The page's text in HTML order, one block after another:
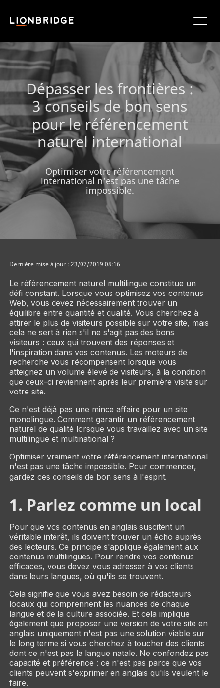
Dépasser les frontières :
3 conseils de bon sens
pour le référencement
naturel international
Optimiser votre référencement
international n'est pas une tâche
impossible.
Dernière mise à jour : 23/07/2019 08:16
Le référencement naturel multilingue constitue un
défi constant. Lorsque vous optimisez vos contenus
Web, vous devez nécessairement trouver un
équilibre entre quantité et qualité. Vous cherchez à
attirer le plus de visiteurs possible sur votre site, mais
cela ne sert à rien s'il ne s'agit pas des bons
visiteurs : ceux qui trouvent des réponses et
l'inspiration dans vos contenus. Les moteurs de
recherche vous récompensent lorsque vous
atteignez un volume élevé de visiteurs, à la condition
que ceux-ci reviennent après leur première visite sur
votre site.
Ce n'est déjà pas une mince affaire pour un site
monolingue. Comment garantir un référencement
naturel de qualité lorsque vous travaillez avec un site
multilingue et multinational ?
Optimiser vraimentvotre référencement international
n'est pas une tâche impossible. Pour commencer,
gardez ces conseils de bon sens à l'esprit.
1. Parlez comme un local
Pour que vos contenus en anglais suscitent un
véritable intérêt, ils doivent trouver un écho auprès
des lecteurs. Ce principe s'applique également aux
contenus multilingues. Pour rendre vos contenus
efficaces, vous devez vous adresser à vos clients
dans leurs langues, où qu'ils se trouvent.
Cela signifie que vous avez besoin de rédacteurs
locaux qui comprennent les nuances de chaque
langue et de la culture associée. Et cela implique
également que proposer une version de votre site en
anglais uniquement n'est pas une solution viable sur
le long terme si vous cherchez à toucher des clients
dont ce n'est pas la langue natale. Ne confondez pas
capacité et préférence : ce n'est pas parce que vos
clients peuvents'exprimer en anglais qu'ils veulentle
faire.